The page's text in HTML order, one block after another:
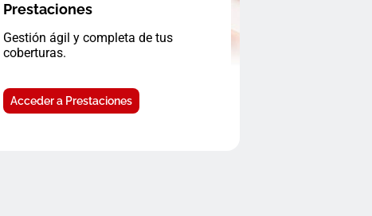
Prestaciones
Gestión ágil y completa de tus
coberturas.
Acceder a Prestaciones